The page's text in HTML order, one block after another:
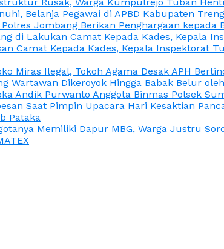
Belanja Pegawai di APBD Kabupaten
Jombang Berikan Penghargaan
di Lakukan Camat Kepada Kades, Kepala
Camat Kepada Kades, Kepala Inspektorat
Miras Ilegal, Tokoh Agama Desak APH
Wartawan Dikeroyok Hingga Babak Belur
Andik Purwanto Anggota Binmas Polsek
Saat Pimpin Upacara Hari Kesaktian
Pataka
Memiliki Dapur MBG, Warga Justru